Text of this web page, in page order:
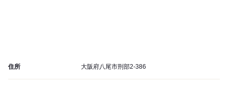
住所 大阪府八尾市刑部2-386